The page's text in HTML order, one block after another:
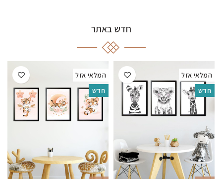
חדש באתר
המלאי אזל
חדש
המלאי אזל
חדש